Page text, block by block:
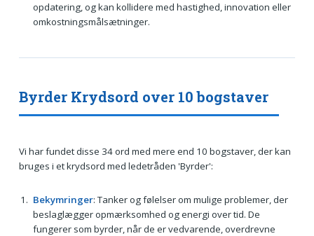
opdatering, og kan kollidere med hastighed, innovation eller
omkostningsmålsætninger.
Byrder Krydsord over 10 bogstaver
Vi har fundet disse 34 ord med mere end 10 bogstaver, der kan
bruges i et krydsord med ledetråden 'Byrder':
Bekymringer: Tanker og følelser om mulige problemer, der
beslaglægger opmærksomhed og energi over tid. De
fungerer som byrder, når de er vedvarende, overdrevne